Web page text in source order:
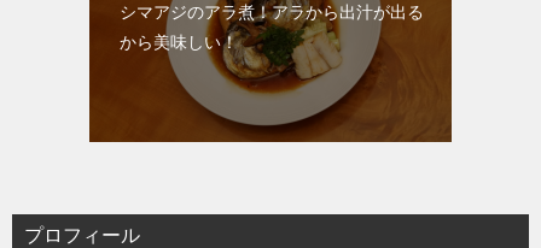
シマアジのアラ煮！アラから出汁が出る
から美味しい！
プロフィール